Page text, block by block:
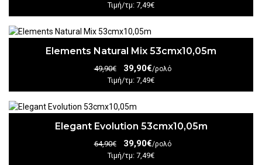
Τιμή/τμ: 7,49€
Elements Natural Mix 53cmx10,05m
49,90€ 39,90€/ρολό
Τιμή/τμ: 7,49€
Elegant Evolution 53cmx10,05m
64,90€ 39,90€/ρολό
Τιμή/τμ: 7,49€